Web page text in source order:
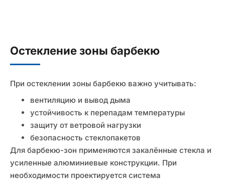
Остекление зоны барбекю
При остеклении зоны барбекю важно учитывать:
вентиляцию и вывод дыма
устойчивость к перепадам температуры
защиту от ветровой нагрузки
безопасность стеклопакетов
Для барбекю-зон применяются закалённые стекла и
усиленные алюминиевые конструкции. При
необходимости проектируется система